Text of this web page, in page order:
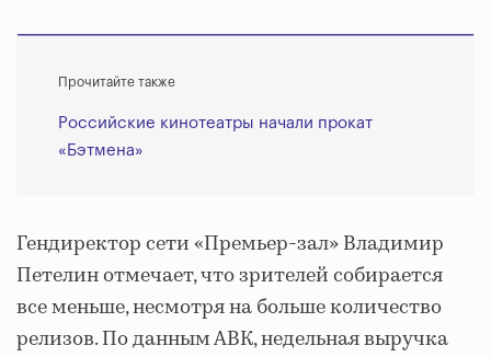
Прочитайте также
Российские кинотеатры начали прокат
«Бэтмена»
Гендиректор сети «Премьер-зал» Владимир
Петелин отмечает, что зрителей собирается
все меньше, несмотря на больше количество
релизов. По данным АВК, недельная выручка